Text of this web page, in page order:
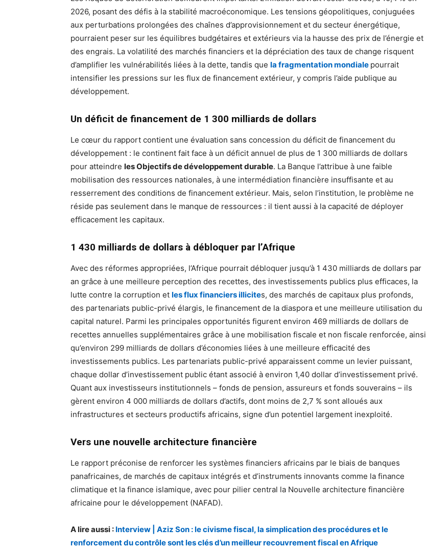
2026, posant des défis à la stabilité macroéconomique. Les tensions géopolitiques, conjuguées
aux perturbations prolongées des chaînes d’approvisionnement et du secteur énergétique,
pourraient peser sur les équilibres budgétaires et extérieurs via la hausse des prix de l’énergie et
des engrais. La volatilité des marchés financiers et la dépréciation des taux de change risquent
d’amplifier les vulnérabilités liées à la dette, tandis que la fragmentation mondiale pourrait
intensifier les pressions sur les flux de financement extérieur, y compris l’aide publique au
développement.
Un déficit de financement de 1 300 milliards de dollars
Le cœur du rapport contient une évaluation sans concession du déficit de financement du
développement : le continent fait face à un déficit annuel de plus de 1 300 milliards de dollars
pour atteindre les Objectifs de développement durable. La Banque l’attribue à une faible
mobilisation des ressources nationales, à une intermédiation financière insuffisante et au
resserrement des conditions de financement extérieur. Mais, selon l’institution, le problème ne
réside pas seulement dans le manque de ressources : il tient aussi à la capacité de déployer
efficacement les capitaux.
1 430 milliards de dollars à débloquer par l’Afrique
Avec des réformes appropriées, l’Afrique pourrait débloquer jusqu’à 1 430 milliards de dollars par
an grâce à une meilleure perception des recettes, des investissements publics plus efficaces, la
lutte contre la corruption et les flux financiers illicites, des marchés de capitaux plus profonds,
des partenariats public-privé élargis, le financement de la diaspora et une meilleure utilisation du
capital naturel. Parmi les principales opportunités figurent environ 469 milliards de dollars de
recettes annuelles supplémentaires grâce à une mobilisation fiscale et non fiscale renforcée, ainsi
qu’environ 299 milliards de dollars d’économies liées à une meilleure efficacité des
investissements publics. Les partenariats public-privé apparaissent comme un levier puissant,
chaque dollar d’investissement public étant associé à environ 1,40 dollar d’investissement privé.
Quant aux investisseurs institutionnels – fonds de pension, assureurs et fonds souverains – ils
gèrent environ 4 000 milliards de dollars d’actifs, dont moins de 2,7 % sont alloués aux
infrastructures et secteurs productifs africains, signe d’un potentiel largement inexploité.
Vers une nouvelle architecture financière
Le rapport préconise de renforcer les systèmes financiers africains par le biais de banques
panafricaines, de marchés de capitaux intégrés et d’instruments innovants comme la finance
climatique et la finance islamique, avec pour pilier central la Nouvelle architecture financière
africaine pour le développement (NAFAD).
A lire aussi : Interview | Aziz Son : le civisme fiscal, la simplication des procédures et le
renforcement du contrôle sont les clés d’un meilleur recouvrement fiscal en Afrique